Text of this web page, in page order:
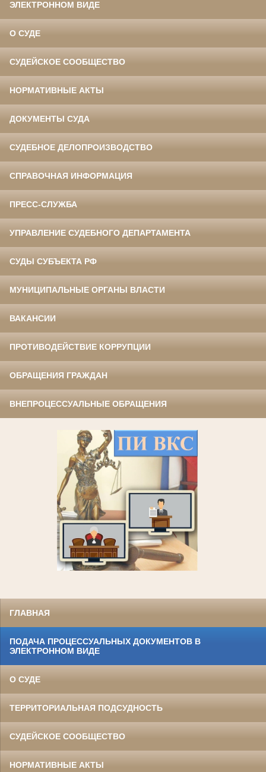
ЭЛЕКТРОННОМ ВИДЕ
О СУДЕ
СУДЕЙСКОЕ СООБЩЕСТВО
НОРМАТИВНЫЕ АКТЫ
ДОКУМЕНТЫ СУДА
СУДЕБНОЕ ДЕЛОПРОИЗВОДСТВО
СПРАВОЧНАЯ ИНФОРМАЦИЯ
ПРЕСС-СЛУЖБА
УПРАВЛЕНИЕ СУДЕБНОГО ДЕПАРТАМЕНТА
СУДЫ СУБЪЕКТА РФ
МУНИЦИПАЛЬНЫЕ ОРГАНЫ ВЛАСТИ
ВАКАНСИИ
ПРОТИВОДЕЙСТВИЕ КОРРУПЦИИ
ОБРАЩЕНИЯ ГРАЖДАН
ВНЕПРОЦЕССУАЛЬНЫЕ ОБРАЩЕНИЯ
ГЛАВНАЯ
ПОДАЧА ПРОЦЕССУАЛЬНЫХ ДОКУМЕНТОВ В
ЭЛЕКТРОННОМ ВИДЕ
О СУДЕ
ТЕРРИТОРИАЛЬНАЯ ПОДСУДНОСТЬ
СУДЕЙСКОЕ СООБЩЕСТВО
НОРМАТИВНЫЕ АКТЫ